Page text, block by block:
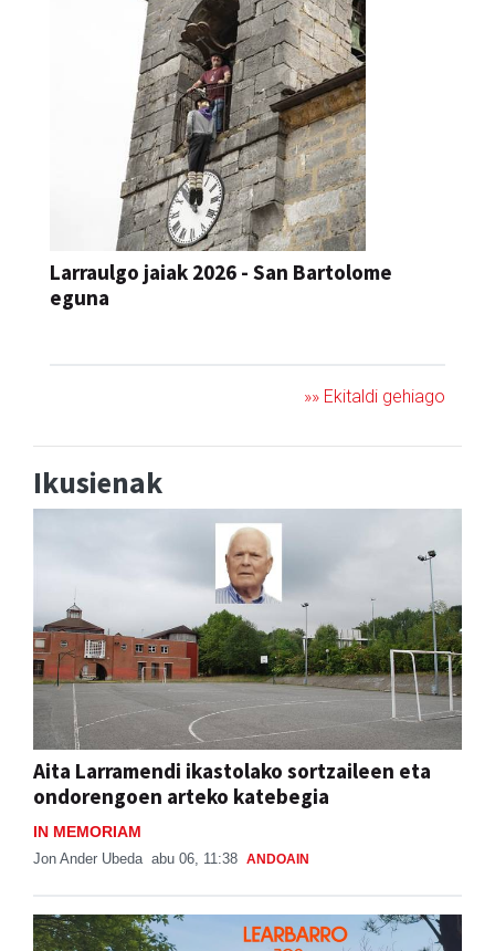
Larraulgo jaiak 2026 - San Bartolome
eguna
»» Ekitaldi gehiago
Ikusienak
Aita Larramendi ikastolako sortzaileen eta
ondorengoen arteko katebegia
IN MEMORIAM
Jon Ander Ubeda abu 06, 11:38 ANDOAIN